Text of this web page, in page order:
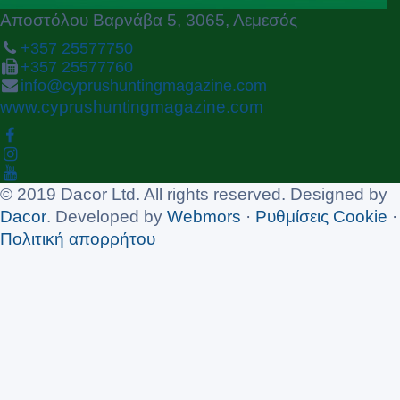
Αποστόλου Βαρνάβα 5, 3065, Λεμεσός
+357 25577750
+357 25577760
info@cyprushuntingmagazine.com
www.cyprushuntingmagazine.com
© 2019 Dacor Ltd. All rights reserved. Designed by
Dacor. Developed by Webmors · Ρυθμίσεις Cookie ·
Πολιτική απορρήτου